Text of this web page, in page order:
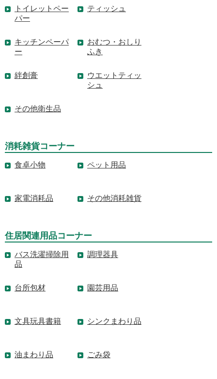
トイレットペー
パー
ティッシュ
キッチンペーパ
ー
おむつ・おしり
ふき
絆創膏
ウエットティッ
シュ
その他衛生品
消耗雑貨コーナー
食卓小物 ペット用品
家電消耗品 その他消耗雑貨
住居関連用品コーナー
バス洗濯掃除用
品
調理器具
台所包材 園芸用品
文具玩具書籍 シンクまわり品
油まわり品 ごみ袋